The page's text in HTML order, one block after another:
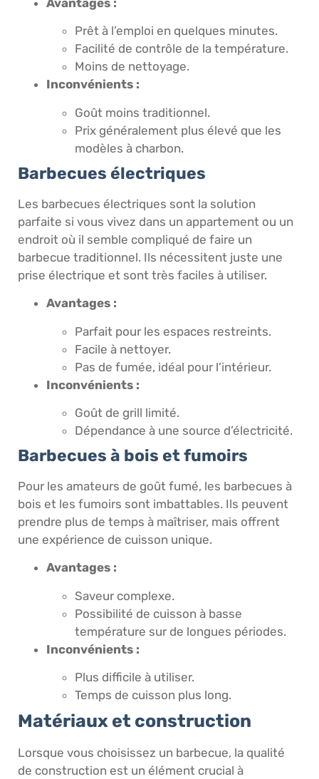
Avantages :
Prêt à l’emploi en quelques minutes.
Facilité de contrôle de la température.
Moins de nettoyage.
Inconvénients :
Goût moins traditionnel.
Prix généralement plus élevé que les
modèles à charbon.
Barbecues électriques
Les barbecues électriques sont la solution
parfaite si vous vivez dans un appartement ou un
endroit où il semble compliqué de faire un
barbecue traditionnel. Ils nécessitent juste une
prise électrique et sont très faciles à utiliser.
Avantages :
Parfait pour les espaces restreints.
Facile à nettoyer.
Pas de fumée, idéal pour l’intérieur.
Inconvénients :
Goût de grill limité.
Dépendance à une source d’électricité.
Barbecues à bois et fumoirs
Pour les amateurs de goût fumé, les barbecues à
bois et les fumoirs sont imbattables. Ils peuvent
prendre plus de temps à maîtriser, mais offrent
une expérience de cuisson unique.
Avantages :
Saveur complexe.
Possibilité de cuisson à basse
température sur de longues périodes.
Inconvénients :
Plus difficile à utiliser.
Temps de cuisson plus long.
Matériaux et construction
Lorsque vous choisissez un barbecue, la qualité
de construction est un élément crucial à